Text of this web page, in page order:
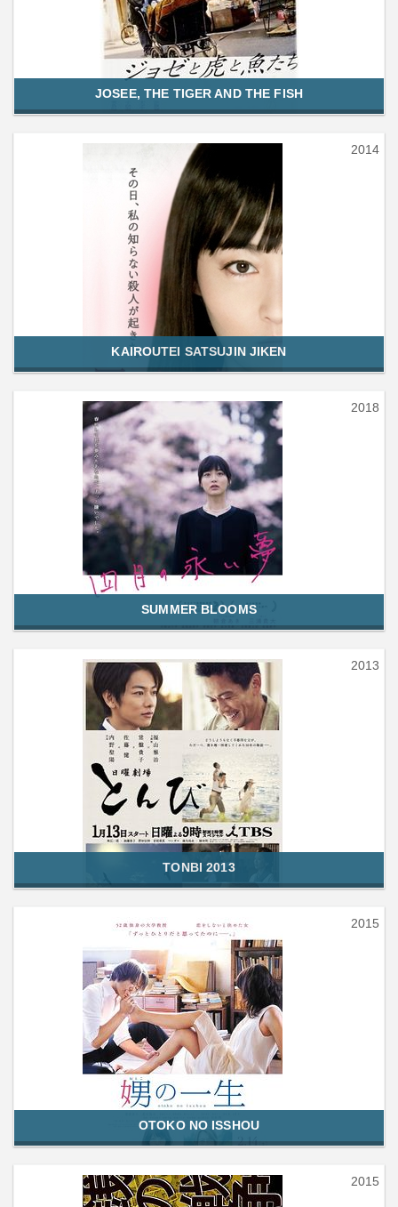
JOSEE, THE TIGER AND THE FISH
2014
KAIROUTEI SATSUJIN JIKEN
2018
SUMMER BLOOMS
2013
TONBI 2013
2015
OTOKO NO ISSHOU
2015